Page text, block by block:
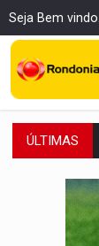
Seja Bem vindo.
ÚLTIMAS